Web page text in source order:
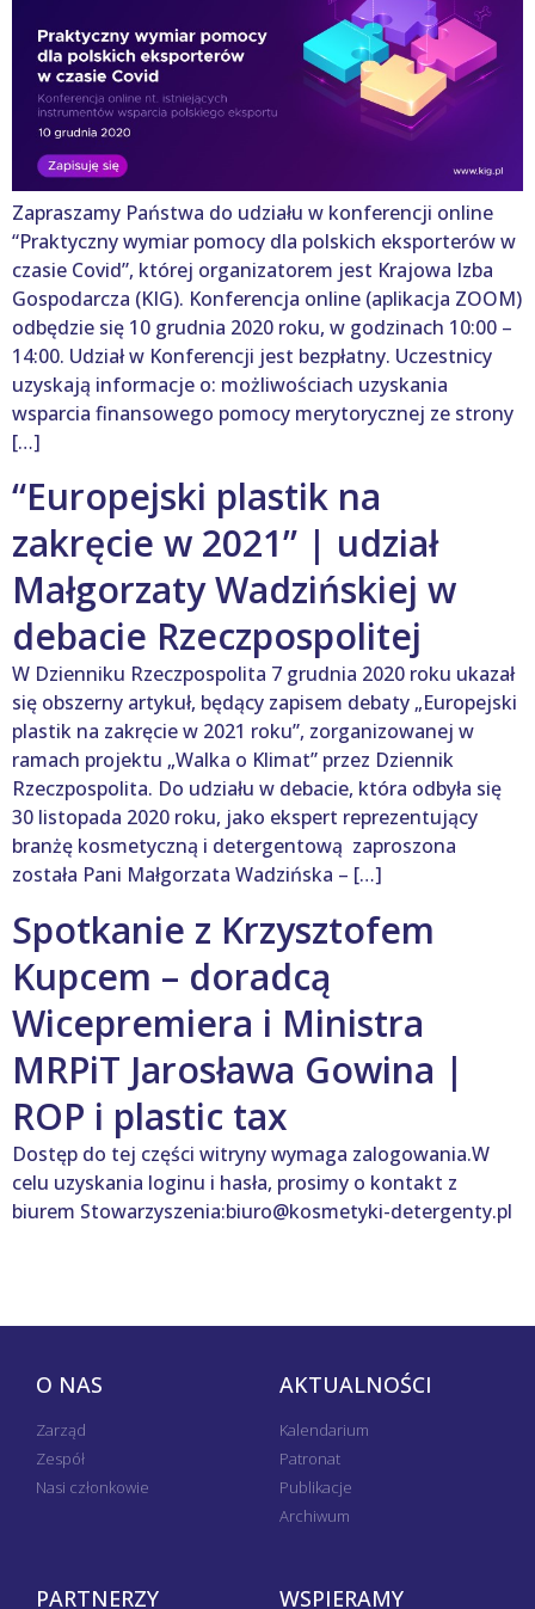
Zapraszamy Państwa do udziału w konferencji online
“Praktyczny wymiar pomocy dla polskich eksporterów w
czasie Covid”, której organizatorem jest Krajowa Izba
Gospodarcza (KIG). Konferencja online (aplikacja ZOOM)
odbędzie się 10 grudnia 2020 roku, w godzinach 10:00 –
14:00. Udział w Konferencji jest bezpłatny. Uczestnicy
uzyskają informacje o: możliwościach uzyskania
wsparcia finansowego pomocy merytorycznej ze strony
[…]
“Europejski plastik na
zakręcie w 2021” | udział
Małgorzaty Wadzińskiej w
debacie Rzeczpospolitej
W Dzienniku Rzeczpospolita 7 grudnia 2020 roku ukazał
się obszerny artykuł, będący zapisem debaty „Europejski
plastik na zakręcie w 2021 roku”, zorganizowanej w
ramach projektu „Walka o Klimat” przez Dziennik
Rzeczpospolita. Do udziału w debacie, która odbyła się
30 listopada 2020 roku, jako ekspert reprezentujący
branżę kosmetyczną i detergentową zaproszona
została Pani Małgorzata Wadzińska – […]
Spotkanie z Krzysztofem
Kupcem – doradcą
Wicepremiera i Ministra
MRPiT Jarosława Gowina |
ROP i plastic tax
Dostęp do tej części witryny wymaga zalogowania.W
celu uzyskania loginu i hasła, prosimy o kontakt z
biurem Stowarzyszenia:biuro@kosmetyki-detergenty.pl
O NAS
Zarząd
Zespół
Nasi członkowie
AKTUALNOŚCI
Kalendarium
Patronat
Publikacje
Archiwum
PARTNERZY WSPIERAMY